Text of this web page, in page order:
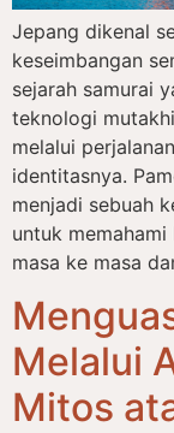
Jepang dikenal
keseimbangan
sejarah samurai
teknologi
melalui
identitasnya.
menjadi sebuah
untuk
masa ke masa
Melalui
Mitos